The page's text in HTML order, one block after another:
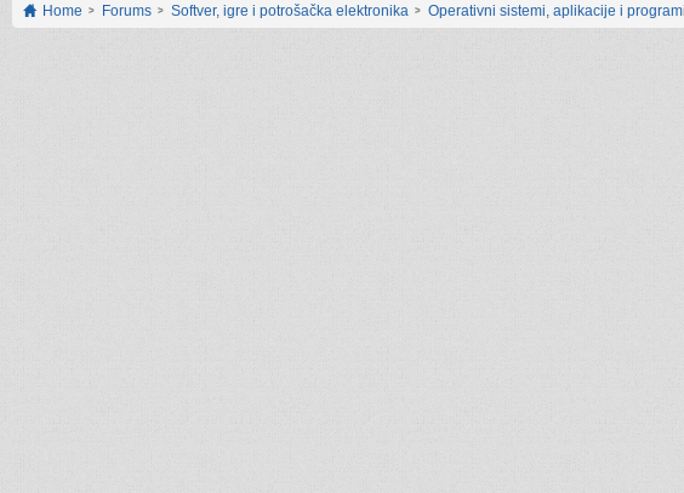
Home Forums Softver, igre i potrošačka elektronika Operativni sistemi, aplikacije i